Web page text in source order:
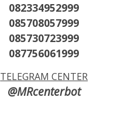
082334952999
085708057999
085730723999
087756061999
TELEGRAM CENTER
@MRcenterbot